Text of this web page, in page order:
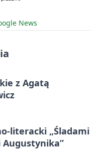
News
z Agatą
literacki „Śladami
Augustynika”